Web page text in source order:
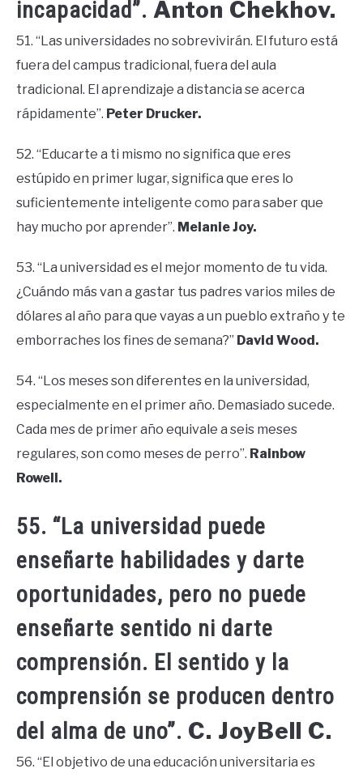
incapacidad”. Anton Chekhov.
51. “Las universidades no sobrevivirán. El futuro está
fuera del campus tradicional, fuera del aula
tradicional. El aprendizaje a distancia se acerca
rápidamente”. Peter Drucker.
52. “Educarte a ti mismo no significa que eres
estúpido en primer lugar, significa que eres lo
suficientemente inteligente como para saber que
hay mucho por aprender”. Melanie Joy.
53. “La universidad es el mejor momento de tu vida.
¿Cuándo más van a gastar tus padres varios miles de
dólares al año para que vayas a un pueblo extraño y te
emborraches los fines de semana?” David Wood.
54. “Los meses son diferentes en la universidad,
especialmente en el primer año. Demasiado sucede.
Cada mes de primer año equivale a seis meses
regulares, son como meses de perro”. Rainbow
Rowell.
55. “La universidad puede
enseñarte habilidades y darte
oportunidades, pero no puede
enseñarte sentido ni darte
comprensión. El sentido y la
comprensión se producen dentro
del alma de uno”. C. JoyBell C.
56. “El objetivo de una educación universitaria es